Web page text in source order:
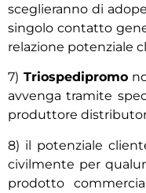
sceglieranno di
singolo contatto
relazione potenziale
7) Triospedipromo
avvenga tramite
produttore
8) il potenziale
civilmente per
prodotto